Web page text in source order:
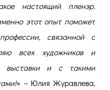
настоящий пленэр.
этот опыт поможет
связанной с
всех художников и
выставки и с такими
» – Юлия Журавлева,